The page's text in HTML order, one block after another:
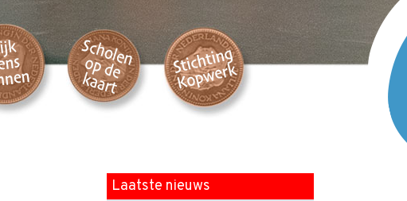
Laatste nieuws